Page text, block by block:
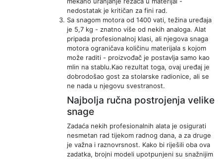
nedostatak je kritičan za fini rad.
Sa snagom motora od 1400 vati, težina uređaja
je 5,7 kg - znatno više od nekih analoga. Alat
pripada profesionalnoj klasi, ali njegova snaga
motora ograničava količinu materijala s kojom
može raditi - proizvođač je postavlja samo kao
mlin na stablu.Kao rezultat toga, ovaj uređaj je
dobrodošao gost za stolarske radionice, ali se
ne nada u njegovu svestranost.
Najbolja ručna postrojenja velike
snage
Zadaća nekih profesionalnih alata je osigurati
nesmetan rad tijekom radnog dana, a za druge
je važna i raznovrsnost. Kako bi riješili oba ova
zadatka, brojni modeli upotpunjeni su snažnijim